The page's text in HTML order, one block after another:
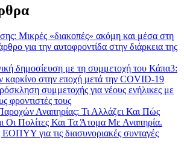
Μικρές «διακοπές» ακόμη και μέσα στη
για την αυτοφροντίδα στην διάρκεια της
δημοσίευση με τη συμμετοχή του Κάπα3:
καρκίνο στην εποχή μετά την COVID-19
συμμετοχής για νέους ενήλικες με
φροντιστές τους
Αναπηρίας: Τι Αλλάζει Και Πώς
Οι Πολίτες Και Τα Άτομα Με Αναπηρία.
για τις διασυνοριακές συνταγές